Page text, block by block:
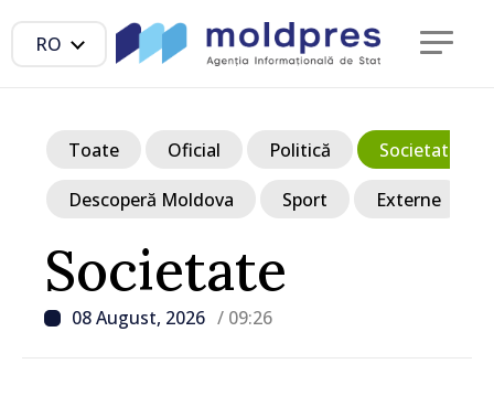
RO
Societate
08 August, 2026 / 09:26
Toate Oficial Politică Societate
Descoperă Moldova Sport Externe